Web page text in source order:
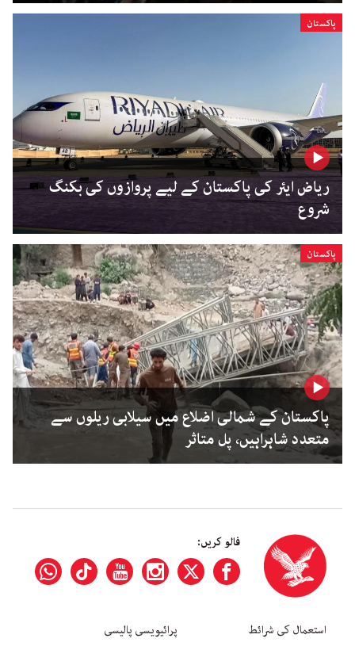
پاکستان
ریاض ایئر کی پاکستان کے لیے پروازوں کی بکنگ
شروع
پاکستان
پاکستان کے شمالی اضلاع میں سیلابی ریلوں سے
متعدد شاہراہیں، پل متاثر
فالو کریں:
استعمال کی شرائط پرائیویسی پالیسی